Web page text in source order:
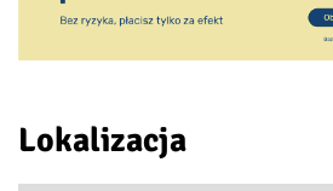
Lokalizacja